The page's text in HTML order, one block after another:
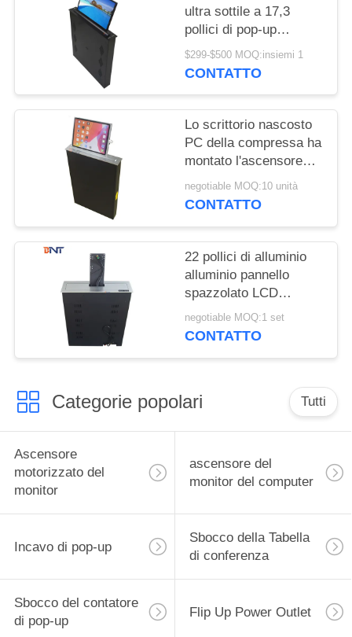
PRIVACY
POLICY
ultra sottile a 17,3
pollici di pop-up
dell'ascensore del
monitor per il sistema
$299-$500 MOQ:insiemi 1
CONTATTO
Lo scrittorio nascosto
PC della compressa ha
montato l'ascensore
motorizzato del monitor
dell'affissione a cristalli
negotiable MOQ:10 unità
CONTATTO
22 pollici di alluminio
alluminio pannello
spazzolato LCD
ascensore motorizzato
con RS232 central
negotiable MOQ:1 set
CONTATTO
Categorie popolari Tutti
Ascensore
motorizzato del
monitor
ascensore del
monitor del computer
Incavo di pop-up
Sbocco della Tabella
di conferenza
Sbocco del contatore
di pop-up
Flip Up Power Outlet